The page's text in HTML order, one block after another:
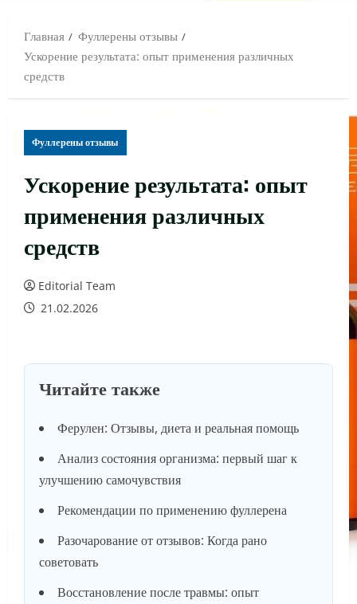
Главная
Фуллерены отзывы
Ускорение результата: опыт применения различных
средств
Фуллерены отзывы
Ускорение результата: опыт
применения различных
средств
Editorial Team
21.02.2026
Читайте также
Ферулен: Отзывы, диета и реальная помощь
Анализ состояния организма: первый шаг к
улучшению самочувствия
Рекомендации по применению фуллерена
Разочарование от отзывов: Когда рано
советовать
Восстановление после травмы: опыт